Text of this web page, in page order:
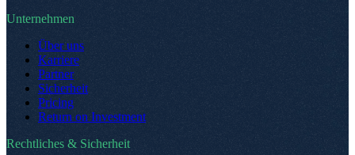
Unternehmen
Über uns
Karriere
Partner
Sicherheit
Pricing
Return on Investment
Rechtliches & Sicherheit